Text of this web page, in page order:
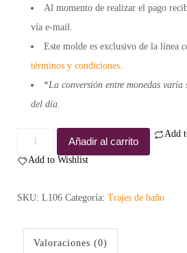
Al momento de realizar el pago
vía e-mail.
Este molde es exclusivo de la línea
términos y condiciones.
*La conversión entre monedas
del día.
Molde
tanga
Comercial
Añadir al carrito
Add
Add to Wishlist
SKU: L106 Categoría: Trajes de baño
Valoraciones (0)